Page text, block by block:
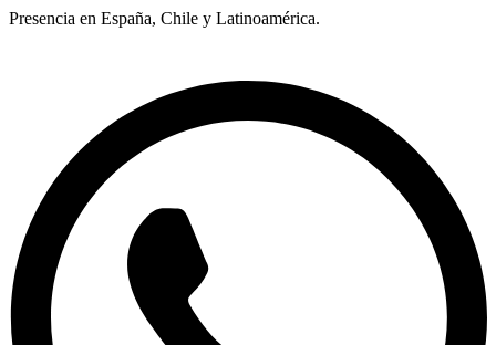
Presencia en España, Chile y Latinoamérica.